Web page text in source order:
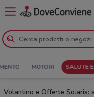
MOTORI SALUTE
Volantino e Offerte Solaris: